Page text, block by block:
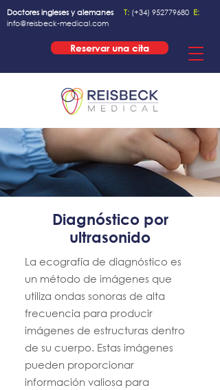
Doctores ingleses y alemanes T: (+34) 952779680 E:
info@reisbeck-medical.com
Reservar una cita
Diagnóstico por
ultrasonido
La ecografía de diagnóstico es
un método de imágenes que
utiliza ondas sonoras de alta
frecuencia para producir
imágenes de estructuras dentro
de su cuerpo. Estas imágenes
pueden proporcionar
información valiosa para